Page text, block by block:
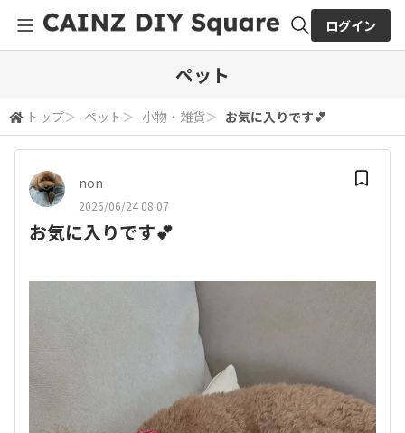
検索
ログイン
ペット
トップ＞ ペット ＞ 小物・雑貨＞ お気に入りです💕
non
2026/06/24 08:07
お気に入りです💕